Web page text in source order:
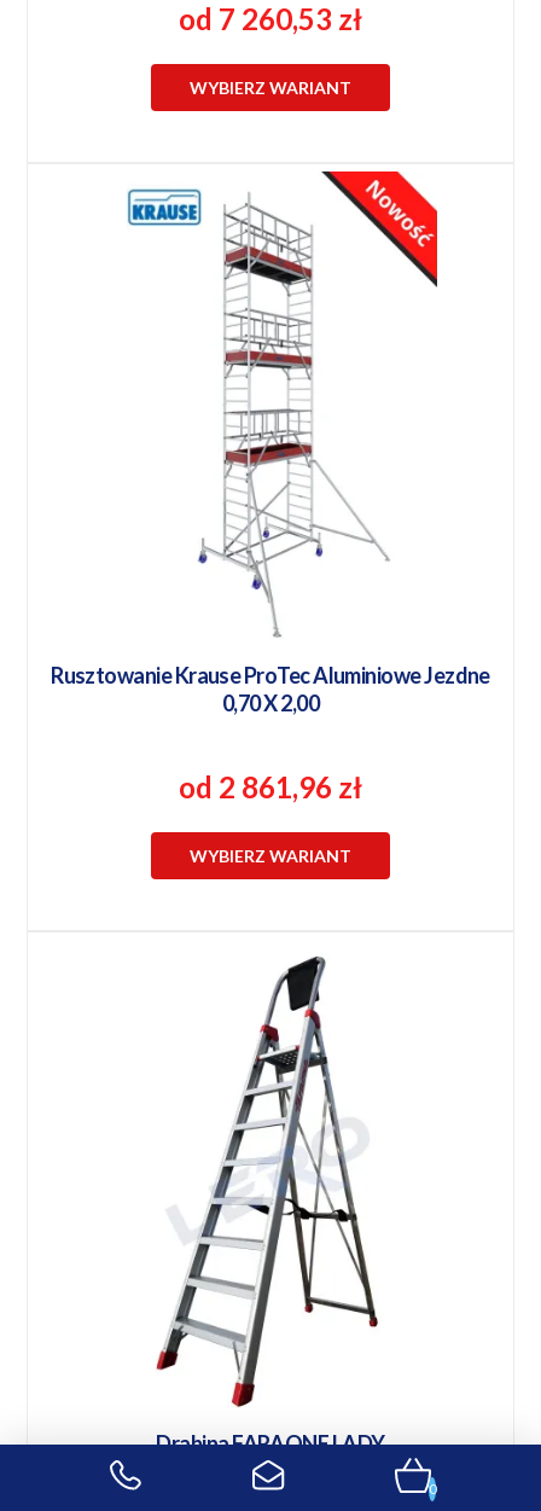
0
od 7 260,53 zł
WYBIERZ WARIANT
Rusztowanie Krause ProTec Aluminiowe Jezdne
0,70 X 2,00
od 2 861,96 zł
WYBIERZ WARIANT
Drabina FARAONE LADY